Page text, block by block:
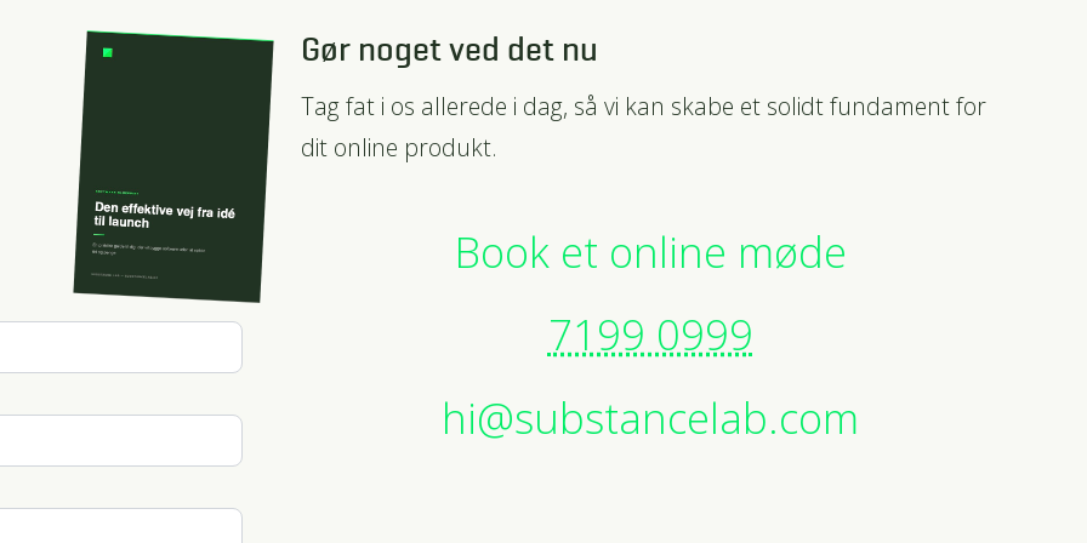
Gør noget ved det nu
Tag fat i os allerede i dag, så vi kan skabe et solidt fundament for
dit online produkt.
Book et online møde
7199 0999
hi@substancelab.com